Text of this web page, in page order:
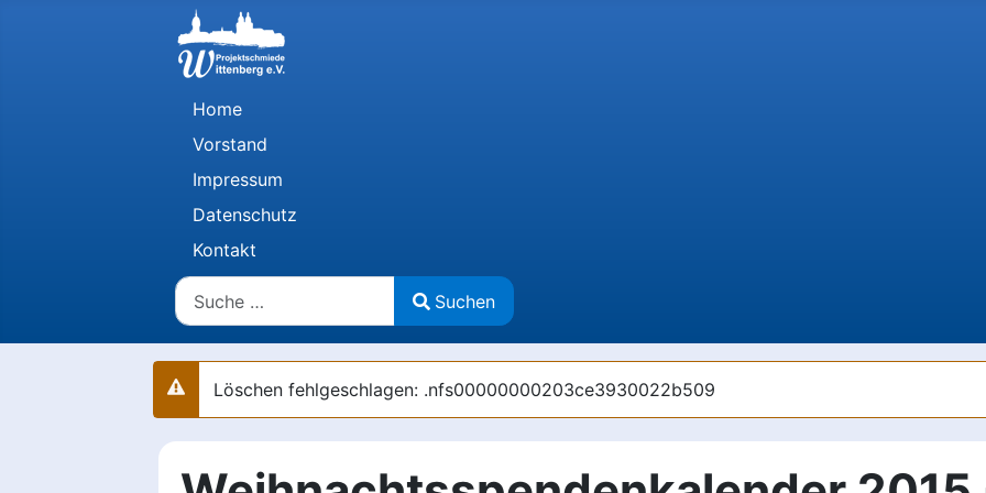
Home
Vorstand
Impressum
Datenschutz
Kontakt
Suchen
Type 2 or more characters for results.
Suchen
Warnung
Löschen fehlgeschlagen: .nfs00000000203ce3930022b509